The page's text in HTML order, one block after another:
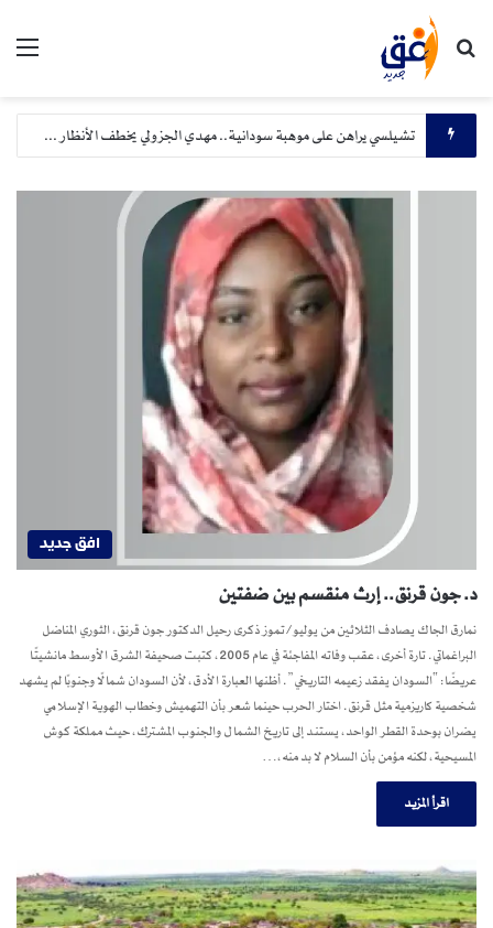
بحث عن
تشيلسي يراهن على موهبة سودانية.. مهدي الجزولي يخطف الأنظار في أقوى دوري في العالم
افق جديد
د. جون قرنق.. إرث منقسم بين ضفتين
نمارق الجاك يصادف الثلاثين من يوليو/تموز ذكرى رحيل الدكتور جون قرنق، الثوري المناضل
البراغماتي. تارة أخرى، عقب وفاته المفاجئة في عام 2005، كتبت صحيفة الشرق الأوسط مانشيتًا
عريضًا: “السودان يفقد زعيمه التاريخي”. أظنها العبارة الأدق، لأن السودان شمالًا وجنوبًا لم يشهد
شخصية كاريزمية مثل قرنق. اختار الحرب حينما شعر بأن التهميش وخطاب الهوية الإسلامي
يضران بوحدة القطر الواحد، يستند إلى تاريخ الشمال والجنوب المشترك، حيث مملكة كوش
المسيحية، لكنه مؤمن بأن السلام لا بد منه،…
اقرأ المزيد